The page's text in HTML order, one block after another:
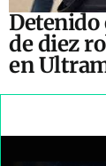
Detenido
de diez
en